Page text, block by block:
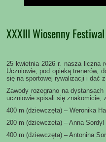
XXXIII Wiosenny
25 kwietnia 2026 r. nasza liczna
Uczniowie, pod opieką trenerów,
się na sportowej rywalizacji i dać
Zawody rozegrano na
uczniowie spisali się znakomicie,
400 m (dziewczęta) – Weronika
200 m (dziewczęta) – Anna
400 m (dziewczęta) – Antonina